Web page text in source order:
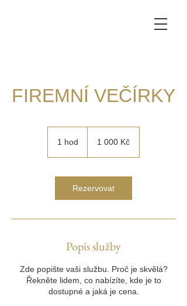
FIREMNÍ VEČÍRKY
1 hod
korun1 000 Kč
Rezervovat
Popis služby
Zde popište vaši službu. Proč je skvělá?
Řekněte lidem, co nabízíte, kde je to
dostupné a jaká je cena.